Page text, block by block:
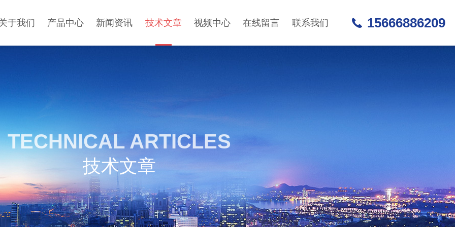
于我们 产品中心 新闻资讯 技术文章 视频中心 在线留言 联系我们 15666886209
TECHNICAL ARTICLES
技术文章